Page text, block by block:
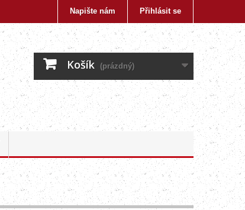
Přihlásit se
Napište nám
Košík (prázdný)